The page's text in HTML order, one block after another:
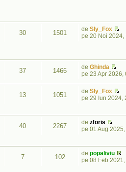
30 1501 de Sly_Fox
pe 20 Noi 2024,
37 1466 de Ghinda
pe 23 Apr 2026,
13 1051 de Sly_Fox
pe 29 Iun 2024,
40 2267 de zforis
pe 01 Aug
7 102 de popaliviu
pe 08 Feb